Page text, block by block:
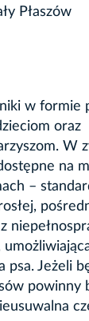
Płaszów
w formie
oraz
W
na
–
psa. Jeżeli
powinny